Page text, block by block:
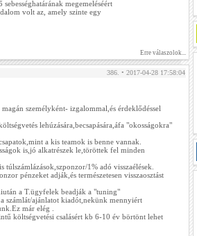
megemeléséért
volt az, amely szinte egy
Erre válaszolok...
386. • 2017-04-28 17:58:04
személyként- izgalommal,és érdeklődéssel
lehúzására,becsapására,áfa "okosságokra"
a kis teamok is benne vannak.
is,jó alkatrészek le,töröttek fel minden
túlszámlázások,szponzor/1% adó visszaélések.
pénzeket adják,és természetesen visszaosztást
a T.ügyfelek beadják a "tuning"
számlát/ajánlatot kiadót,nekünk mennyiért
már elég .
költségvetési csalásért kb 6-10 év börtönt lehet